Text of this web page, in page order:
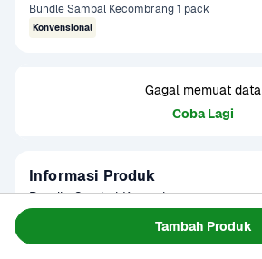
Tambah Produk
Bundle Sambal Kecombrang 1 pack
Konvensional
Gagal memuat data
Coba Lagi
Informasi Produk
Bundle Sambal Kecombrang
- Bawang Merah Konvensional 100 gram